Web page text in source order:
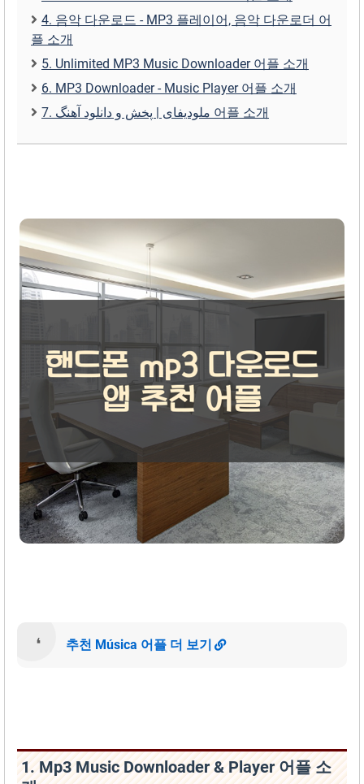
4. 음악 다운로드 - MP3 플레이어, 음악 다운로더 어
플 소개
5. Unlimited MP3 Music Downloader 어플 소개
6. MP3 Downloader - Music Player 어플 소개
7. ملودیفای | پخش و دانلود آهنگ 어플 소개
추천 Música 어플 더 보기
1. Mp3 Music Downloader & Player 어플 소